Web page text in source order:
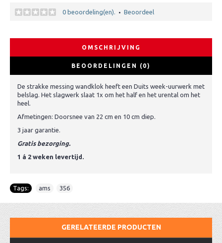
0 beoordeling(en). • Beoordeel
OMSCHRIJVING
BEOORDELINGEN (0)
De strakke messing wandklok heeft een Duits week-uurwerk met
belslag. Het slagwerk slaat 1x om het half en het urental om het
heel.
Afmetingen: Doorsnee van 22 cm en 10 cm diep.
3 jaar garantie.
Gratis bezorging.
1 á 2 weken levertijd.
Tags: ams 356
GERELATEERDE PRODUCTEN